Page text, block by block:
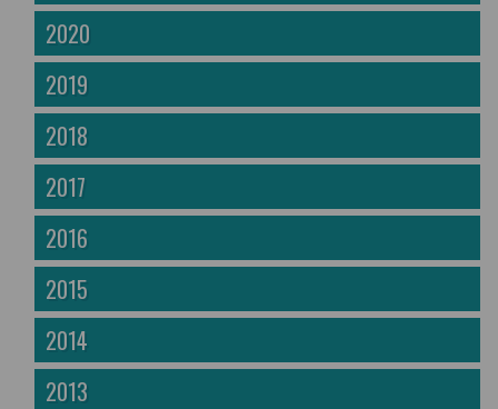
2020
2019
2018
2017
2016
2015
2014
2013